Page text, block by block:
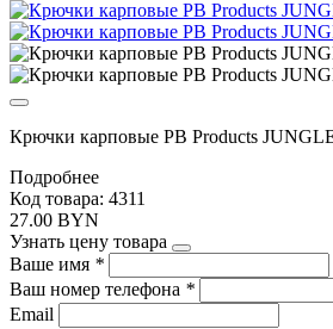
Крючки карповые PB Products
Подробнее
Код товара: 4311
27.00 BYN
Узнать цену товара
Ваше имя *
Ваш номер телефона *
Email